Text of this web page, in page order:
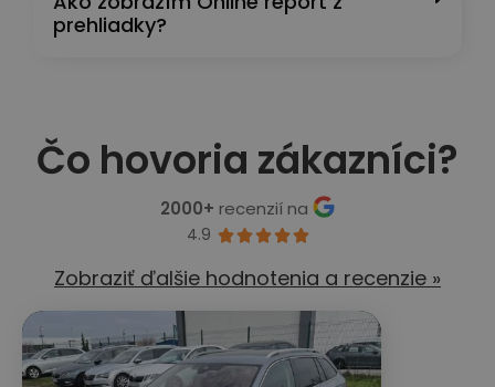
prehliadky?
Čo hovoria zákazníci?
2000+ recenzií na
4.9 
Zobraziť ďalšie hodnotenia a recenzie »